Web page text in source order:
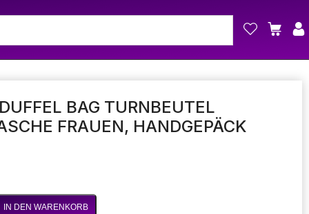
BAG TURNBEUTEL
FRAUEN, HANDGEPÄCK
IN DEN WARENKORB